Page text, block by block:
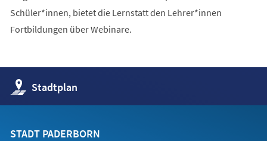
Schüler*innen, bietet die Lernstatt den Lehrer*innen
Fortbildungen über Webinare.
Stadtplan
(Öffnet
in
einem
Tab)
STADT PADERBORN